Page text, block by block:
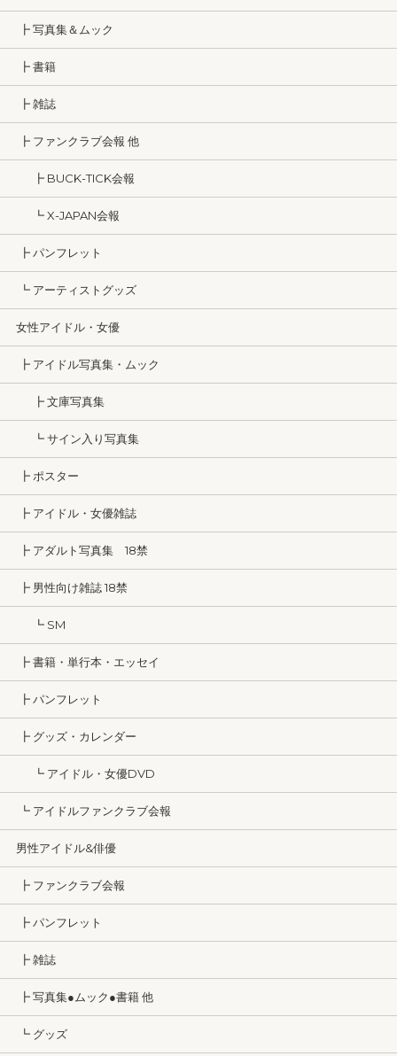
┣ 写真集＆ムック
┣ 書籍
┣ 雑誌
┣ ファンクラブ会報 他
┣ BUCK-TICK会報
┗ X-JAPAN会報
┣ パンフレット
┗ アーティストグッズ
女性アイドル・女優
┣ アイドル写真集・ムック
┣ 文庫写真集
┗ サイン入り写真集
┣ ポスター
┣ アイドル・女優雑誌
┣ アダルト写真集 18禁
┣ 男性向け雑誌 18禁
┗ SM
┣ 書籍・単行本・エッセイ
┣ パンフレット
┣ グッズ・カレンダー
┗ アイドル・女優DVD
┗ アイドルファンクラブ会報
男性アイドル&俳優
┣ ファンクラブ会報
┣ パンフレット
┣ 雑誌
┣ 写真集●ムック●書籍 他
┗ グッズ